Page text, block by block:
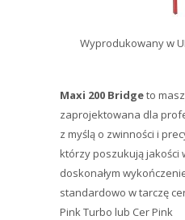
Wyprodukowany w
Maxi 200 Bridgeto
zaprojektowana dla
z myślą o zwinności i
którzy poszukują jakości
doskonałym
standardowo w tarczę
Pink Turbo lub Cer Pink